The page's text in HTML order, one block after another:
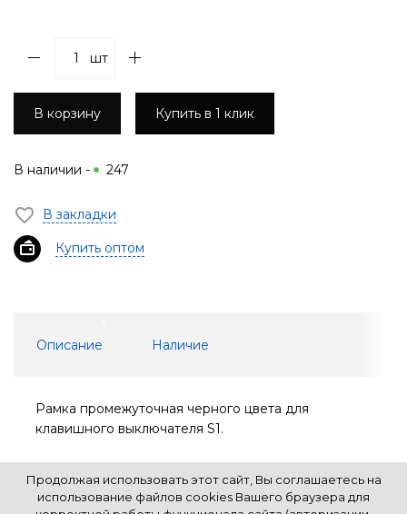
шт
В корзину Купить в 1 клик
В наличии - 247
В закладки
Купить оптом
Описание Наличие
Рамка промежуточная черного цвета для
клавишного выключателя S1.
Продолжая использовать этот сайт, Вы соглашаетесь на
использование файлов cookies Вашего браузера для